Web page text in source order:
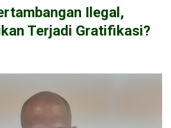
Ilegal,
Terjadi Gratifikasi?